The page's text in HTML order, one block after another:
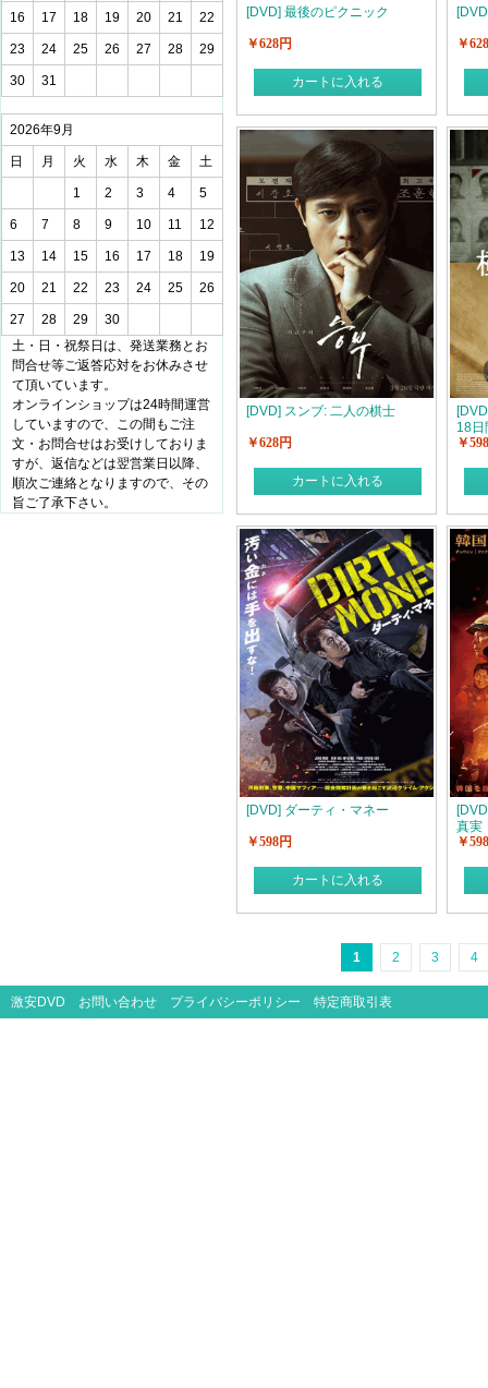
16 17 18 19 20 21 22
23 24 25 26 27 28 29
30 31
2026年9月
日 月 火 水 木 金 土
1 2 3 4 5
6 7 8 9 10 11 12
13 14 15 16 17 18 19
20 21 22 23 24 25 26
27 28 29
30
土・日・祝祭日は、発送業務とお
問合せ等ご返答応対をお休みさせ
て頂いています。
オンラインショップは24時間運営
していますので、この間もご注
文・お問合せはお受けしておりま
すが、返信などは翌営業日以降、
順次ご連絡となりますので、その
旨ご了承下さい。
[DVD] 最後のピクニック
￥628円
カートに入れる
￥
[DVD] スンブ: 二人の棋士
￥628円
カートに入れる
18日
￥
[DVD] ダーティ・マネー
￥598円
カートに入れる
真実
￥
1 2 3 4
激安DVD お問い合わせ プライバシーポリシー 特定商取引表